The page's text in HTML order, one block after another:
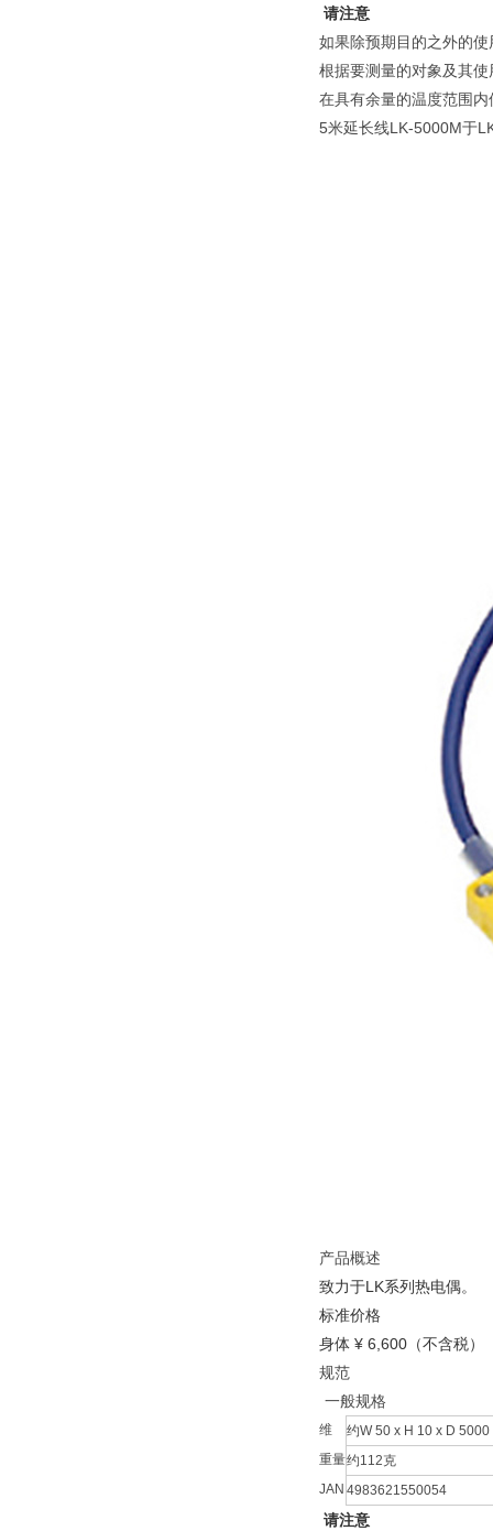
请注意
如果除预期目的之外的
根据要测量的对象及其
在具有余量的温度范围
5米延长线LK-5000M于
产品概述
致力于LK系列热电偶。
标准价格
身体 ¥ 6,600（不含税）
规范
一般规格
维
约W 50 x H 10 x D
重量约112克
JAN 4983621550054
请注意